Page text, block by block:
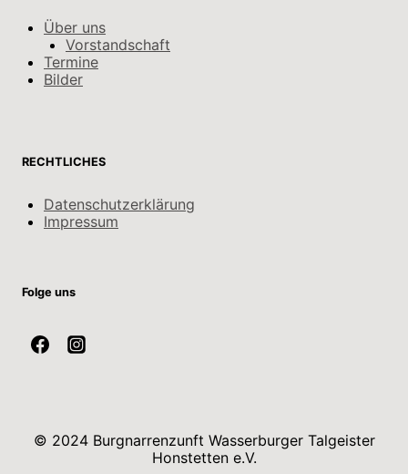
Über uns
Vorstandschaft
Termine
Bilder
RECHTLICHES
Datenschutzerklärung
Impressum
Folge uns
© 2024 Burgnarrenzunft Wasserburger Talgeister
Honstetten e.V.